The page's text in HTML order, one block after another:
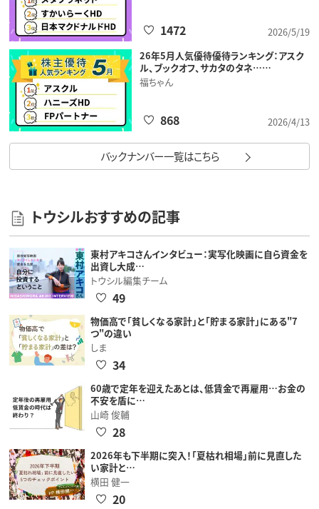
2026/5/19
1472
26年5月人気優待優待ランキング：アスク
ル、ブックオフ、サカタのタネ……
福ちゃん
2026/4/13
868
バックナンバー一覧はこちら
トウシルおすすめの記事
東村アキコさんインタビュー：実写化映画に自ら資金を
出資し大成…
トウシル編集チーム
49
物価高で「貧しくなる家計」と「貯まる家計」にある"7
つ"の違い
しま
34
60歳で定年を迎えたあとは、低賃金で再雇用…お金の
不安を盾に…
山崎 俊輔
28
2026年も下半期に突入！「夏枯れ相場」前に見直した
い家計と…
横田 健一
20